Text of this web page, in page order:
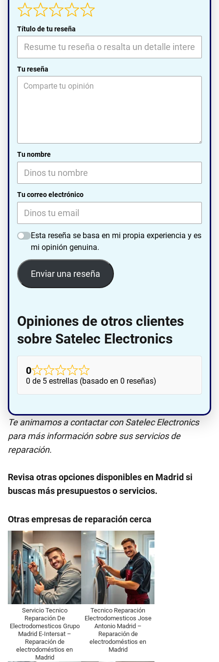
Título de tu reseña
Tu reseña
Tu nombre
Tu correo electrónico
Esta reseña se basa en mi propia experiencia y es
mi opinión genuina.
Enviar una reseña
Opiniones de otros clientes
sobre Satelec Electronics
0
0 de 5 estrellas (basado en 0 reseñas)
Te animamos a contactar con Satelec Electronics
para más información sobre sus servicios de
reparación.
Revisa otras opciones disponibles en Madrid si
buscas más presupuestos o servicios.
Otras empresas de reparación cerca
Servicio Tecnico
Reparación De
Electrodomesticos Grupo
Madrid E-Intersat –
Reparación de
electrodoméstios en
Madrid
Tecnico Reparación
Electrodomesticos Jose
Antonio Madrid –
Reparación de
electrodoméstios en
Madrid